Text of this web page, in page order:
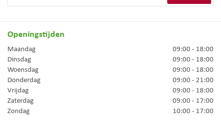
Openingstijden
Maandag
09:00 - 18:00
Dinsdag
09:00 - 18:00
Woensdag
09:00 - 18:00
Donderdag
09:00 - 21:00
Vrijdag
09:00 - 18:00
Zaterdag
09:00 - 17:00
Zondag
10:00 - 17:00